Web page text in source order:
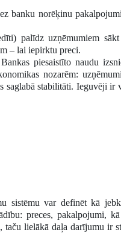
banku norēķinu
palīdz uzņēmumiem
– lai iepirktu preci.
piesaistīto naudu
nozarēm:
saglabā stabilitāti. Ieguvēji ir
sistēmu var definēt kā
preces, pakalpojumi,
lielākā daļa darījumu ir